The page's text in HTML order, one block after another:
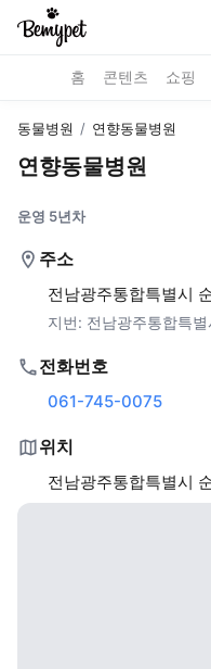
홈 콘텐츠 쇼핑
동물병원 / 연향동물병원
연향동물병원
운영 5년차
주소
전남광주통합특별시
지번: 전남광주통합특
전화번호
061-745-0075
위치
전남광주통합특별시